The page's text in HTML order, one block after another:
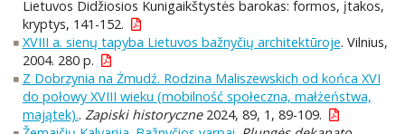
Lietuvos Didžiosios Kunigaikštystės barokas: formos, įtakos,
kryptys, 141-152.
XVIII a. sienų tapyba Lietuvos bažnyčių architektūroje. Vilnius,
2004. 280 p.
Z Dobrzynia na Żmudź. Rodzina Maliszewskich od końca XVI
do połowy XVIII wieku (mobilność społeczna, małżeństwa,
majątek).. Zapiski historyczne2024, 89, 1, 89-109.